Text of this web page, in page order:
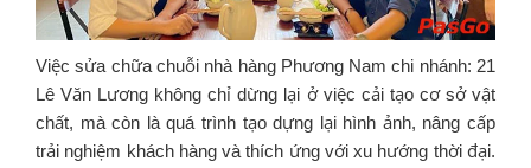
Việc sửa chữa chuỗi nhà hàng Phương Nam chi nhánh: 21
Lê Văn Lương không chỉ dừng lại ở việc cải tạo cơ sở vật
chất, mà còn là quá trình tạo dựng lại hình ảnh, nâng cấp
trải nghiệm khách hàng và thích ứng với xu hướng thời đại.